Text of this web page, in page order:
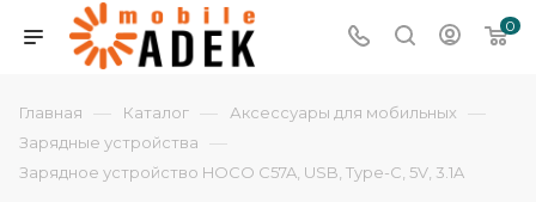
0
Главная — Каталог — Аксессуары для мобильных —
Зарядные устройства —
Зарядное устройство HOCO C57A, USB, Type-C, 5V, 3.1A